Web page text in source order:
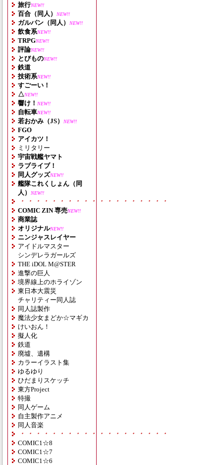
旅行NEW!!
百合（同人） NEW!!
ガルパン（同人） NEW!!
飲食系NEW!!
TRPGNEW!!
評論NEW!!
とびものNEW!!
鉄道
技術系NEW!!
すごーい！
△NEW!!
響け！ NEW!!
自転車NEW!!
若おかみ（JS） NEW!!
FGO
アイカツ！
ミリタリー
宇宙戦艦ヤマト
ラブライブ！
同人グッズNEW!!
艦隊これくしょん（同
人）
NEW!!
・・・・・・・・・・・・・・・・・・・
COMIC ZIN 専売NEW!!
商業誌
オリジナルNEW!!
ニンジャスレイヤー
アイドルマスター
シンデレラガールズ
THE iDOL M@STER
進撃の巨人
境界線上のホライゾン
東日本大震災
チャリティー同人誌
同人誌製作
魔法少女まどか☆マギカ
けいおん！
擬人化
鉄道
廃墟、遺構
カラーイラスト集
ゆるゆり
ひだまりスケッチ
東方Project
特撮
同人ゲーム
自主製作アニメ
同人音楽
・・・・・・・・・・・・・・・・・・・
COMIC1☆8
COMIC1☆7
COMIC1☆6